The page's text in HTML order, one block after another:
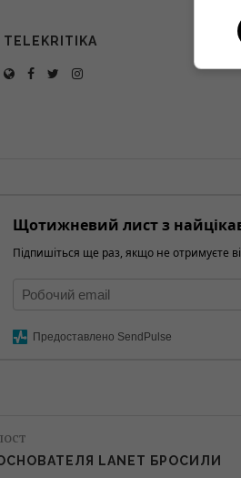
TELEKRITIKA
Щотижневий лист з
Підпишіться ще раз, якщо не отримуєте
Предоставлено SendPulse
LANET БРОСИЛИ